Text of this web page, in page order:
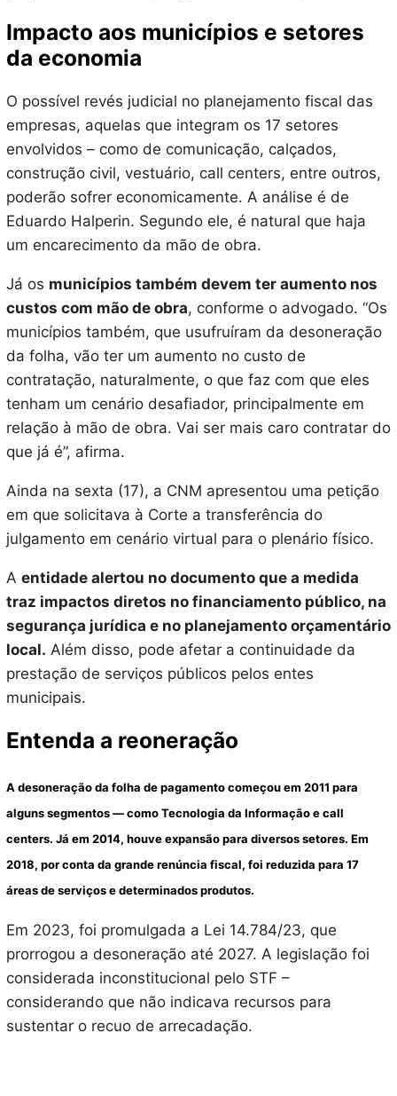
Impacto aos municípios e setores
da economia
O possível revés judicial no planejamento fiscal das
empresas, aquelas que integram os 17 setores
envolvidos – como de comunicação, calçados,
construção civil, vestuário, call centers, entre outros,
poderão sofrer economicamente. A análise é de
Eduardo Halperin. Segundo ele, é natural que haja
um encarecimento da mão de obra.
Já os municípios também devem ter aumento nos
custos com mão de obra, conforme o advogado. “Os
municípios também, que usufruíram da desoneração
da folha, vão ter um aumento no custo de
contratação, naturalmente, o que faz com que eles
tenham um cenário desafiador, principalmente em
relação à mão de obra. Vai ser mais caro contratar do
que já é”, afirma.
Ainda na sexta (17), a CNM apresentou uma petição
em que solicitava à Corte a transferência do
julgamento em cenário virtual para o plenário físico.
A entidade alertou no documento que a medida
traz impactos diretos no financiamento público, na
segurança jurídica e no planejamento orçamentário
local. Além disso, pode afetar a continuidade da
prestação de serviços públicos pelos entes
municipais.
Entenda a reoneração
A desoneração da folha de pagamento começou em 2011 para
alguns segmentos — como Tecnologia da Informação e call
centers. Já em 2014, houve expansão para diversos setores. Em
2018, por conta da grande renúncia fiscal, foi reduzida para 17
áreas de serviços e determinados produtos.
Em 2023, foi promulgada a Lei 14.784/23, que
prorrogou a desoneração até 2027. A legislação foi
considerada inconstitucional pelo STF –
considerando que não indicava recursos para
sustentar o recuo de arrecadação.